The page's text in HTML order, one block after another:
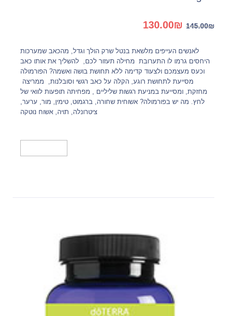
145.00₪
המחיר
145.00₪.
130.00₪
130.00₪.
לאנשים העייפים מלשאת בנטל שרק הולך וגדל, מהכאב שמערכות
היחסים גרמו לו התערובת מחילה תעזור לכם, להשליך את אותו כאב
וכעס מעצמכם ולצעוד קדימה ללא תחושת בושה ואשמה? הפורמולה
מסייעת לתחושת רוגע, הקלה על כאב רגשי וסובלנות, ממריצה
מחזקת, ומסייעת במניעת רגשות שליליים , מפחיתה תופעות לוואי של
לחץ. מה יש בפורמולה? אשוחית שחורה, ברגמוט, טימין, מור, ערער,
ציטרונלה, תויה, אשוח נוטקה